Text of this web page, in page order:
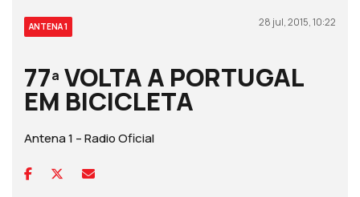
ANTENA 1 28 jul, 2015, 10:22
77ª VOLTA A PORTUGAL
EM BICICLETA
Antena 1 – Radio Oficial